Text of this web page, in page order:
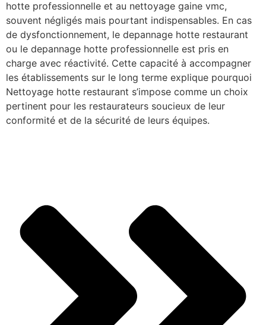
hotte professionnelle et au nettoyage gaine vmc,
souvent négligés mais pourtant indispensables. En cas
de dysfonctionnement, le depannage hotte restaurant
ou le depannage hotte professionnelle est pris en
charge avec réactivité. Cette capacité à accompagner
les établissements sur le long terme explique pourquoi
Nettoyage hotte restaurant s’impose comme un choix
pertinent pour les restaurateurs soucieux de leur
conformité et de la sécurité de leurs équipes.